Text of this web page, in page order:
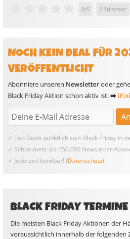
0/5 0 Stimmen
NOCH KEIN DEAL FÜR
VERÖFFENTLICHT
Abonniere unseren Newsletteroder
Black Friday Aktion schon aktiv ist:➡️
✓ Top Deals pünktlich zum Black Friday in
✓ Schon mehr als 150.000 Newsletter-
✓ Jederzeit kündbar! (Datenschutz)
BLACK FRIDAY TERMINE
Die meisten Black Friday Aktionen der
voraussichtlich innerhalb der